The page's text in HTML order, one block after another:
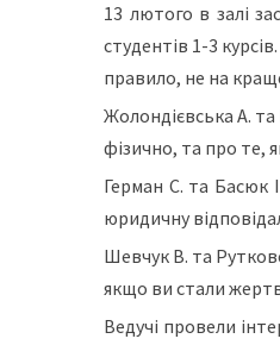
13 лютого в залі
студентів 1-3
правило, не на
Жолондієвська А.
фізично, та про те,
Герман С. та Басюк
юридичну
Шевчук В. та
якщо ви стали
Ведучі провели